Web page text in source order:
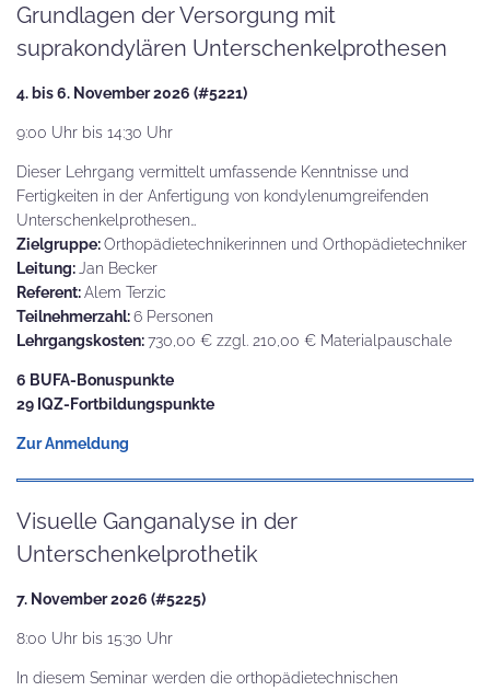
Grundlagen der Versorgung mit
suprakondylären Unterschenkelprothesen
4. bis 6. November 2026 (#5221)
9:00 Uhr bis 14:30 Uhr
Dieser Lehrgang vermittelt umfassende Kenntnisse und
Fertigkeiten in der Anfertigung von kondylenumgreifenden
Unterschenkelprothesen…
Zielgruppe:Orthopädietechnikerinnen und Orthopädietechniker
Leitung: Jan Becker
Referent:Alem Terzic
Teilnehmerzahl:6 Personen
Lehrgangskosten:730,00 € zzgl. 210,00 € Materialpauschale
6 BUFA-Bonuspunkte
29 IQZ-Fortbildungspunkte
Zur Anmeldung
Visuelle Ganganalyse in der
Unterschenkelprothetik
7. November 2026 (#5225)
8:00 Uhr bis 15:30 Uhr
In diesem Seminar werden die orthopädietechnischen